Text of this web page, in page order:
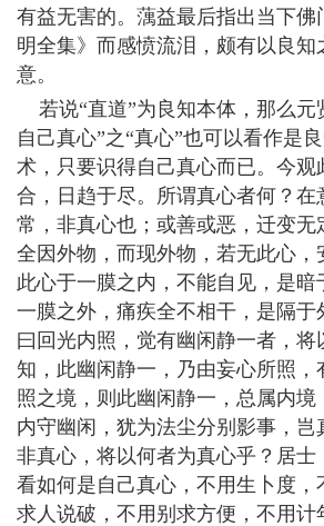
有益无害的。蕅益最后指出当下佛
明全集》而感愤流泪，颇有以良知
意。
若说“直道”为良知本体，那么元
自己真心”之“真心”也可以看作是
术，只要识得自己真心而已。今观
合，日趋于尽。所谓真心者何？在
常，非真心也；或善或恶，迁变无
全因外物，而现外物，若无此心，
此心于一膜之内，不能自见，是暗
一膜之外，痛疾全不相干，是隔于
曰回光内照，觉有幽闲静一者，将
知，此幽闲静一，乃由妄心所照，
照之境，则此幽闲静一，总属内境
内守幽闲，犹为法尘分别影事，岂
非真心，将以何者为真心乎？居士
看如何是自己真心，不用生卜度，
求人说破，不用别求方便，不用计